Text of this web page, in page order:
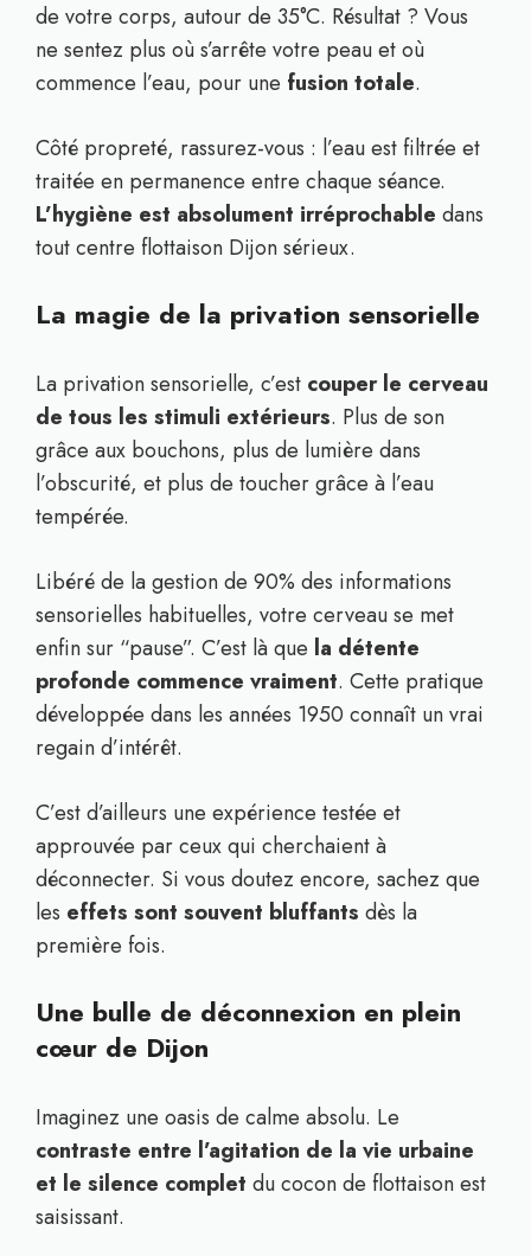
de votre corps, autour de 35°C. Résultat ? Vous
ne sentez plus où s’arrête votre peau et où
commence l’eau, pour une fusion totale.
Côté propreté, rassurez-vous : l’eau est filtrée et
traitée en permanence entre chaque séance.
L’hygiène est absolument irréprochable dans
tout centre flottaison Dijon sérieux.
La magie de la privation sensorielle
La privation sensorielle, c’est couper le cerveau
de tous les stimuli extérieurs. Plus de son
grâce aux bouchons, plus de lumière dans
l’obscurité, et plus de toucher grâce à l’eau
tempérée.
Libéré de la gestion de 90% des informations
sensorielles habituelles, votre cerveau se met
enfin sur “pause”. C’est là que la détente
profonde commence vraiment. Cette pratique
développée dans les années 1950 connaît un vrai
regain d’intérêt.
C’est d’ailleurs une expérience testée et
approuvée par ceux qui cherchaient à
déconnecter. Si vous doutez encore, sachez que
les effets sont souvent bluffants dès la
première fois.
Une bulle de déconnexion en plein
cœur de Dijon
Imaginez une oasis de calme absolu. Le
contraste entre l’agitation de la vie urbaine
et le silence complet du cocon de flottaison est
saisissant.